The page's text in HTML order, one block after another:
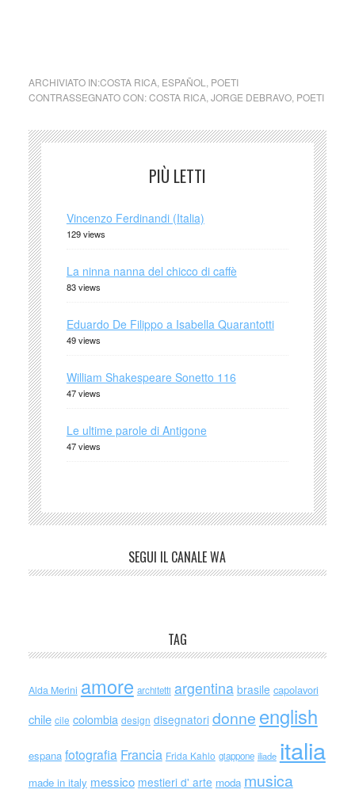
ARCHIVIATO IN:COSTA RICA, ESPAÑOL
POETI
CONTRASSEGNATO CON:COSTA RICA, JORGE DEBRAVO, POETI
PIÙ LETTI
Vincenzo Ferdinandi (Italia)
129 views
La ninna nanna del chicco di caffè
83 views
Eduardo De Filippo a Isabella Quarantotti
49 views
William Shakespeare Sonetto 116
47 views
Le ultime parole di Antigone
47 views
SEGUI IL CANALE WA
TAG
Alda Merini amore architetti argentina brasile capolavori
chile cile colombia design disegnatori donne english
espana fotografia Francia Frida Kahlo giappone iliade italia
made in italy messico mestieri d' arte moda musica